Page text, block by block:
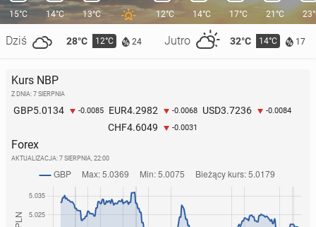
15°C
Dziś 28°C 12°C 24 Jutro 32°C 14°C 17
14°C 13°C 12°C 14°C 17°C 21°C
Kurs NBP
Z DNIA: 7 SIERPNIA
GBP5.0134 -0.0085 EUR4.2982 -0.0068 USD3.7236 -0.0084
CHF4.6049 -0.0031
Forex
AKTUALIZACJA: 7 SIERPNIA, 22:00